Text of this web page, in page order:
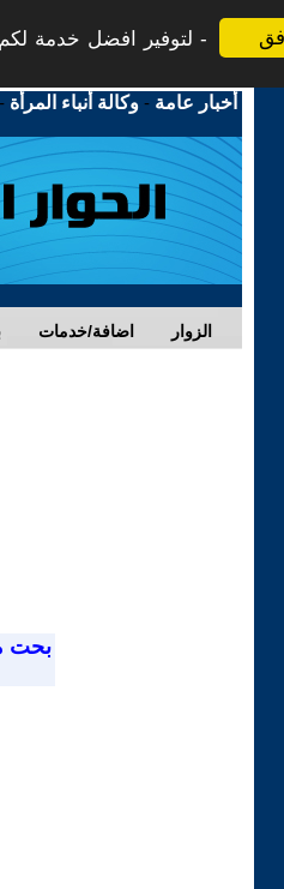
لتوفير افضل خدمة
أخبار عامة -وكالة أنباء المرأة -
اضافة/خدمات الزوار
بحت